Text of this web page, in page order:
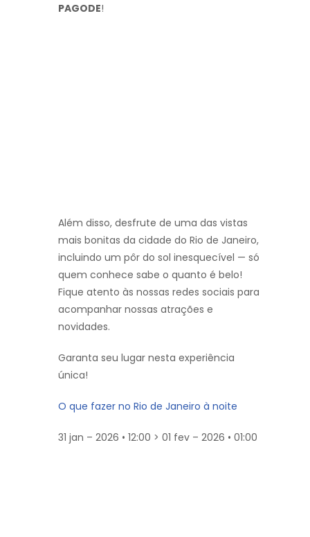
PAGODE!
Além disso, desfrute de uma das vistas
mais bonitas da cidade do Rio de Janeiro,
incluindo um pôr do sol inesquecível — só
quem conhece sabe o quanto é belo!
Fique atento às nossas redes sociais para
acompanhar nossas atrações e
novidades.
Garanta seu lugar nesta experiência
única!
O que fazer no Rio de Janeiro à noite
31 jan – 2026 • 12:00 > 01 fev – 2026 • 01:00